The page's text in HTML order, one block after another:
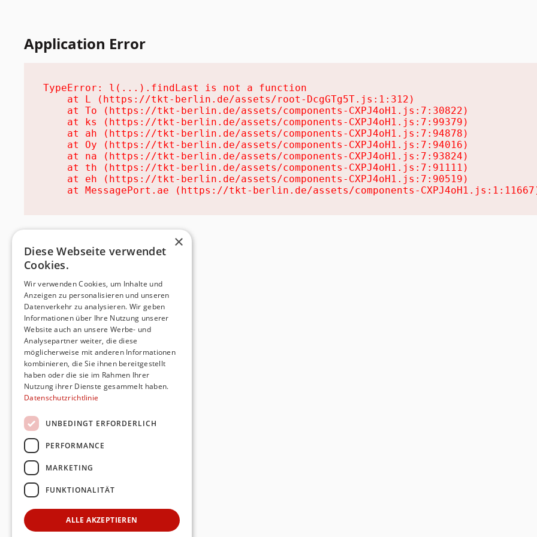
Application Error
TypeError: l(...).findLast is not a function
    at L (https://tkt-berlin.de/assets/root-DcgGTg5T.js:1:312)
    at To (https://tkt-berlin.de/assets/components-CXPJ4oH1.js:7:30822)
    at ks (https://tkt-berlin.de/assets/components-CXPJ4oH1.js:7:99379)
    at ah (https://tkt-berlin.de/assets/components-CXPJ4oH1.js:7:94878)
    at Oy (https://tkt-berlin.de/assets/components-CXPJ4oH1.js:7:94016)
    at na (https://tkt-berlin.de/assets/components-CXPJ4oH1.js:7:93824)
    at th (https://tkt-berlin.de/assets/components-CXPJ4oH1.js:7:91111)
    at eh (https://tkt-berlin.de/assets/components-CXPJ4oH1.js:7:90519)
at MessagePort.ae (https://tkt-berlin.de/assets/components-
×
Diese Webseite verwendet
Cookies.
Wir verwenden Cookies, um Inhalte und
Anzeigen zu personalisieren und unseren
Datenverkehr zu analysieren. Wir geben
Informationen über Ihre Nutzung unserer
Website auch an unsere Werbe- und
Analysepartner weiter, die diese
möglicherweise mit anderen Informationen
kombinieren, die Sie ihnen bereitgestellt
haben oder die sie im Rahmen Ihrer
Nutzung ihrer Dienste gesammelt haben.
Datenschutzrichtlinie
UNBEDINGT ERFORDERLICH
PERFORMANCE
MARKETING
FUNKTIONALITÄT
ALLE AKZEPTIEREN